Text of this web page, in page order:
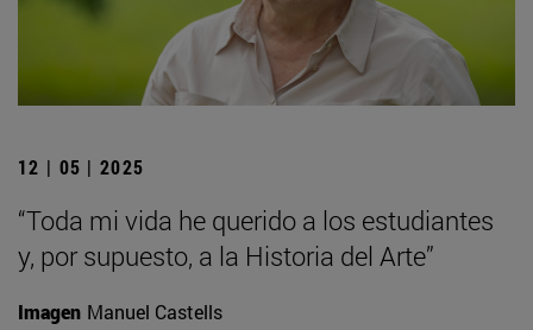
12 | 05 | 2025
“Toda mi vida he querido a los estudiantes
y, por supuesto, a la Historia del Arte”
Imagen Manuel Castells